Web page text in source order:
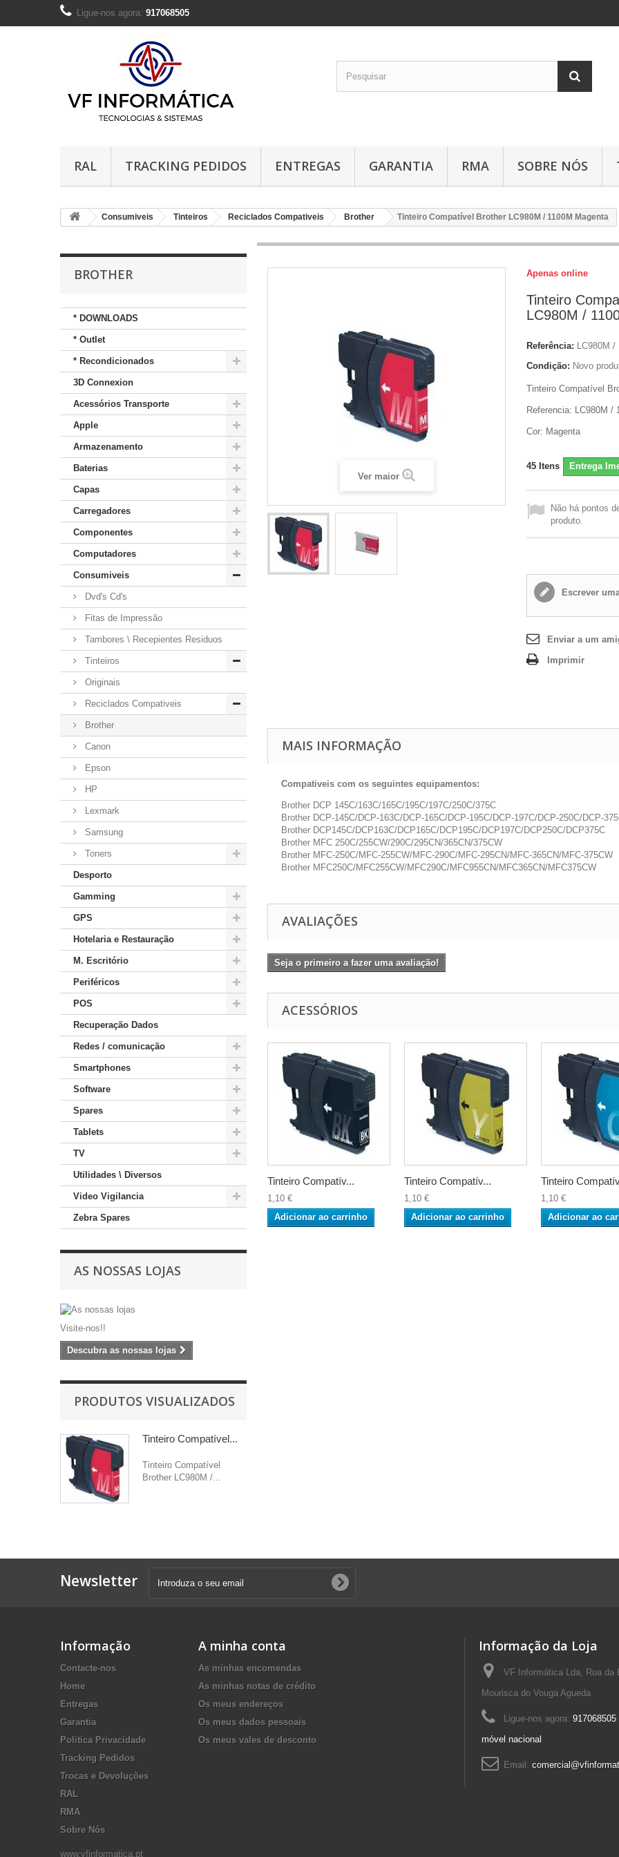
Ligue-nos agora: 917068505
RAL TRACKING PEDIDOS ENTREGAS GARANTIA RMA SOBRE NÓS
Consumiveis Tinteiros Reciclados Compativeis Brother Tinteiro Compatível Brother LC980M / 1100M Magenta
BROTHER
* DOWNLOADS
* Outlet
* Recondicionados
3D Connexion
Acessórios Transporte
Apple
Armazenamento
Baterias
Capas
Carregadores
Componentes
Computadores
Consumiveis
Dvd's Cd's
Fitas de Impressão
Tambores \ Recepientes Residuos
Tinteiros
Originais
Reciclados Compativeis
Brother
Canon
Epson
HP
Lexmark
Samsung
Toners
Desporto
Gamming
GPS
Hotelaria e Restauração
M. Escritório
Periféricos
POS
Recuperação Dados
Redes / comunicação
Smartphones
Software
Spares
Tablets
TV
Utilidades \ Diversos
Video Vigilancia
Zebra Spares
AS NOSSAS LOJAS
Visite-nos!!
Descubra as nossas lojas
PRODUTOS VISUALIZADOS
Tinteiro Compatível...
Tinteiro Compatível
Brother LC980M /...
Ver maior
Apenas online
Tinteiro
LC980M /
Referência: LC980M /
Condição: Novo
Tinteiro Compatível
Referencia: LC980M /
Cor: Magenta
45 Itens Entrega
Não há pontos
produto.
Escrever
Enviar a um
Imprimir
MAIS INFORMAÇÃO
Compativeis com os seguintes equipamentos:
Brother DCP 145C/163C/165C/195C/197C/250C/375C
Brother DCP-145C/DCP-163C/DCP-165C/DCP-195C/DCP-197C/DCP-250C/DCP-
Brother DCP145C/DCP163C/DCP165C/DCP195C/DCP197C/DCP250C/DCP375C
Brother MFC 250C/255CW/290C/295CN/365CN/375CW
Brother MFC-250C/MFC-255CW/MFC-290C/MFC-295CN/MFC-365CN/MFC-375CW
Brother MFC250C/MFC255CW/MFC290C/MFC955CN/MFC365CN/MFC375CW
AVALIAÇÕES
Seja o primeiro a fazer uma avaliação!
ACESSÓRIOS
Tinteiro Compatív...
1,10 €
Adicionar ao carrinho
Tinteiro Compatív...
1,10 €
Adicionar ao carrinho
Tinteiro
1,10 €
Adicionar ao
Newsletter
Informação
Contacte-nos
Home
Entregas
Garantia
Politica Privacidade
Tracking Pedidos
Trocas e Devoluções
RAL
RMA
Sobre Nós
www.vfinformatica.pt
A minha conta
As minhas encomendas
As minhas notas de crédito
Os meus endereços
Os meus dados pessoais
Os meus vales de desconto
Informação da Loja
VF Informática Lda, Rua da
Mourisca do Vouga Agueda
Ligue-nos agora:
móvel nacional
Email: